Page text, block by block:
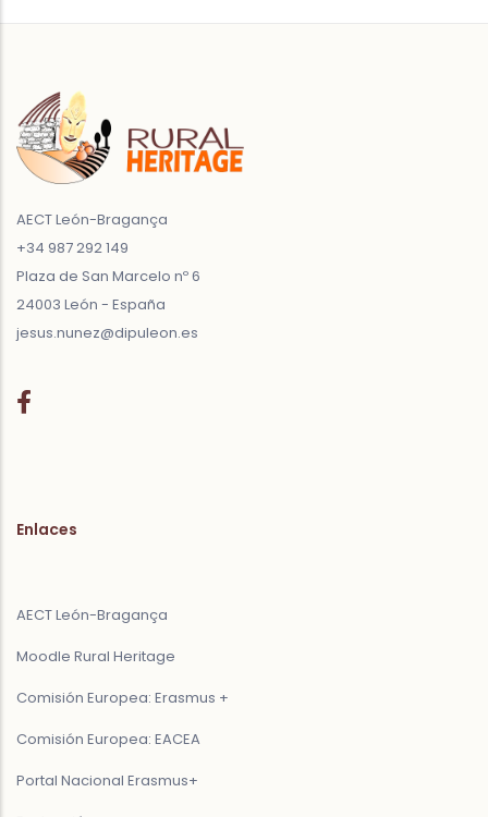
AECT León-Bragança
+34 987 292 149
Plaza de San Marcelo nº 6
24003 León - España
jesus.nunez@dipuleon.es
Enlaces
AECT León-Bragança
Moodle Rural Heritage
Comisión Europea: Erasmus +
Comisión Europea: EACEA
Portal Nacional Erasmus+